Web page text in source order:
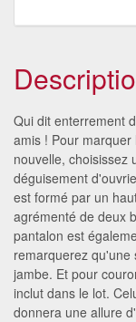
Qui dit enterrement
amis ! Pour
nouvelle, choisissez
déguisement
est formé par un
agrémenté de deux
pantalon est
remarquerez qu'une
jambe. Et pour
inclut dans le lot.
donnera une allure